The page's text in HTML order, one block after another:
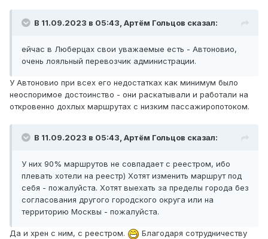
В 11.09.2023 в 05:43, Артём Гольцов сказал:
ейчас в Люберцах свои уважаемые есть - Автоновио,
очень лояльный перевозчик администрации.
У Автоновио при всех его недостатках как минимум было
неоспоримое достоинство - они раскатывали и работали на
откровенно дохлых маршрутах с низким пассажиропотоком.
В 11.09.2023 в 05:43, Артём Гольцов сказал:
У них 90% маршрутов не совпадает с реестром, ибо
плевать хотели на реестр) Хотят изменить маршрут под
себя - пожалуйста. Хотят выехать за пределы города без
согласования другого городского округа или на
территорию Москвы - пожалуйста.
Да и хрен с ним, с реестром.
Благодаря сотрудничеству